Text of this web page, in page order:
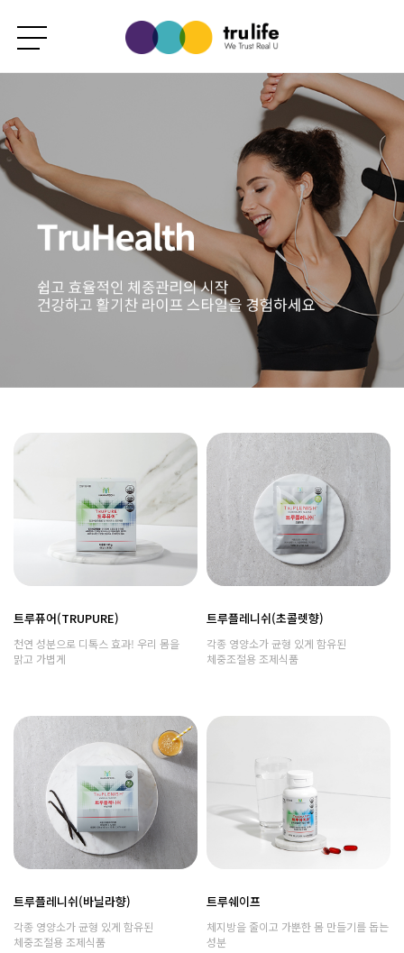
트루퓨어(TRUPURE)
천연 성분으로 디톡스 효과! 우리 몸을
맑고 가볍게
트루플레니쉬(초콜렛향)
각종 영양소가 균형 있게 함유된
체중조절용 조제식품
트루플레니쉬(바닐라향)
각종 영양소가 균형 있게 함유된
체중조절용 조제식품
트루쉐이프
체지방을 줄이고 가뿐한 몸 만들기를 돕는
성분